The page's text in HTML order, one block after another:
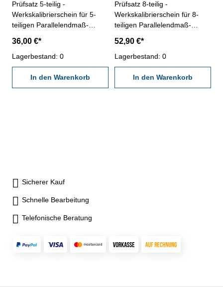
Prüfsatz 5-teilig -
Werkskalibrierschein für 5-
teiligen Parallelendmaß-
Spezialstahl (Artikel- Nr.
318.200) - erstellt durch ein
Kalibrierlabor- nach den
gültigen Vorschriften von
VDI/VDE/DGQ 2618 oder
36,00 €*
Lagerbestand: 0
In den Warenkorb
Prüfsatz 8-teilig -
Werkskalibrierschein für 8-
teiligen Parallelendmaß-
Spezialstahl (Artikel- Nr.
318.206) - erstellt durch ein
Kalibrierlabor- nach den
gültigen Vorschriften von
VDI/VDE/DGQ 2618 oder
52,90 €*
Lagerbestand: 0
In den Warenkorb
Sicherer Kauf
Schnelle Bearbeitung
Telefonische Beratung